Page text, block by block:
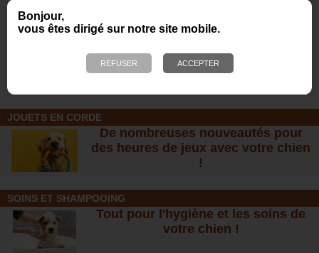
Bonjour,
vous êtes dirigé sur notre site mobile.
strident, pour chien
remplacement pour collier
DOGTRA
JOUETS EN CORDE
De nombreuses nouveautés pour
des heures de jeux avec votre chien
!
SOINS ET SHAMPOOING
Tout pour l'hygiène et les soins de
votre chien !